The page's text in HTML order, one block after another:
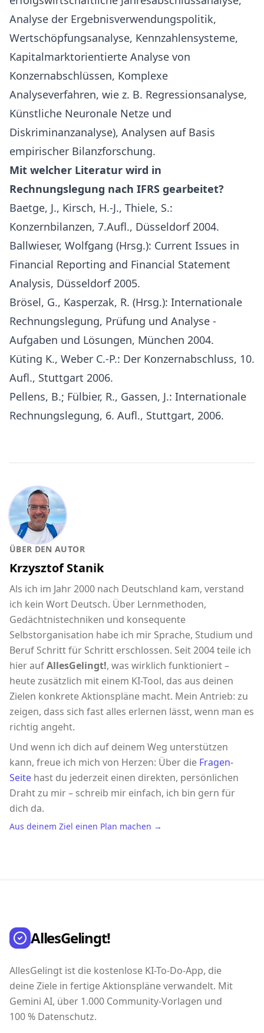
Analyse der Ergebnisverwendungspolitik,
Wertschöpfungsanalyse, Kennzahlensysteme,
Kapitalmarktorientierte Analyse von
Konzernabschlüssen, Komplexe
Analyseverfahren, wie z. B. Regressionsanalyse,
Künstliche Neuronale Netze und
Diskriminanzanalyse), Analysen auf Basis
empirischer Bilanzforschung.
Mit welcher Literatur wird in
Rechnungslegung nach IFRS gearbeitet?
Baetge, J., Kirsch, H.-J., Thiele, S.:
Konzernbilanzen, 7.Aufl., Düsseldorf 2004.
Ballwieser, Wolfgang (Hrsg.): Current Issues in
Financial Reporting and Financial Statement
Analysis, Düsseldorf 2005.
Brösel, G., Kasperzak, R. (Hrsg.): Internationale
Rechnungslegung, Prüfung und Analyse -
Aufgaben und Lösungen, München 2004.
Küting K., Weber C.-P.: Der Konzernabschluss, 10.
Aufl., Stuttgart 2006.
Pellens, B.; Fülbier, R., Gassen, J.: Internationale
Rechnungslegung, 6. Aufl., Stuttgart, 2006.
ÜBER DEN AUTOR
Krzysztof Stanik
Als ich im Jahr 2000 nach Deutschland kam, verstand
ich kein Wort Deutsch. Über Lernmethoden,
Gedächtnistechniken und konsequente
Selbstorganisation habe ich mir Sprache, Studium und
Beruf Schritt für Schritt erschlossen. Seit 2004 teile ich
hier aufAllesGelingt!, was wirklich funktioniert –
heute zusätzlich mit einem KI-Tool, das aus deinen
Zielen konkrete Aktionspläne macht. Mein Antrieb: zu
zeigen, dass sich fast alles erlernen lässt, wenn man es
richtig angeht.
Und wenn ich dich auf deinem Weg unterstützen
kann, freue ich mich von Herzen: Über die Fragen-
Seite hast du jederzeit einen direkten, persönlichen
Draht zu mir – schreib mir einfach, ich bin gern für
dich da.
Aus deinem Ziel einen Plan machen →
AllesGelingt!
AllesGelingt ist die kostenlose KI-To-Do-App, die
deine Ziele in fertige Aktionspläne verwandelt. Mit
Gemini AI, über 1.000 Community-Vorlagen und
100 % Datenschutz.